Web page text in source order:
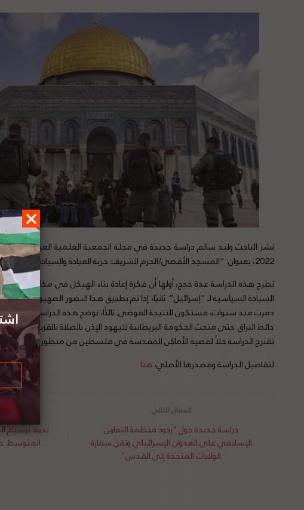
نشر الباحث وليد سالم دراسة جديدة في مجلة الجمعية العلمية العراقية
2022، بعنوان: “المسجد الأقصى/الحرم الشريف: حرية العبادة والسيادة السياسية”.
تطرح هذه الدراسة عدة حجج، أولها أن فكرة إعادة بناء الهيكل في مكان
السيادة السياسية لـ “إسرائيل”. ثانيًا، إذا تم تطبيق هذا التصور الصهيوني عالميًا
دمرت منذ سنوات، فستكون النتيجة الفوضى. ثالثًا، توضح هذه الدراسة أن
حائط البراق حتى منحت الحكومة البريطانية لليهود الإذن بالصلاة بالقرب من حائط
تقترح الدراسة حلاً لقضية الأماكن المقدسة في فلسطين من منظور العلاقات
لتفاصيل الدراسة ومصدرها الأصلي،هنا
ندوة: ترسيم
المتوسط:
دراسة جديدة حول "ردود منظمة التعاون
الإسلامي على العدوان الإسرائيلي ونقل سفارة
الولايات المتحدة إلى القدس"